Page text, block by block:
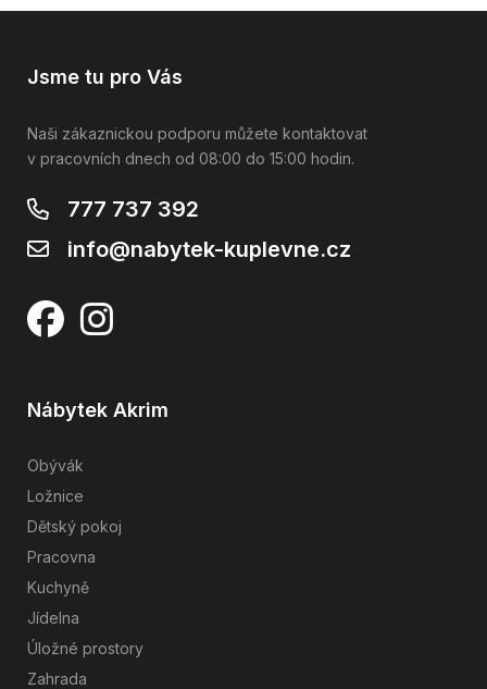
Jsme tu pro Vás
Naši zákaznickou podporu můžete kontaktovat
v pracovních dnech od 08:00 do 15:00 hodin.
777 737 392
info@nabytek-kuplevne.cz
Nábytek Akrim
Obývák
Ložnice
Dětský pokoj
Pracovna
Kuchyně
Jídelna
Úložné prostory
Zahrada